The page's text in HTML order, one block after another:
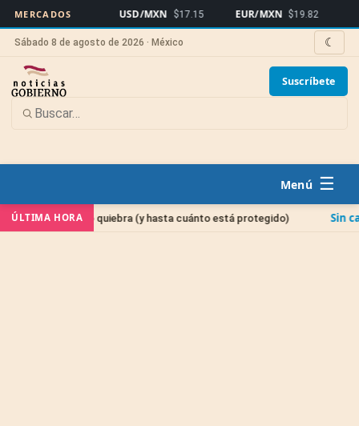
MERCADOS USD/MXN $17.15 EUR/MXN $19.82 Bitcoin
Sábado 8 de agosto de 2026 · México ☾
Suscríbete
☰
ÚLTIMA HORA
quiebra (y hasta cuánto está protegido) Sin categoría Cuenta